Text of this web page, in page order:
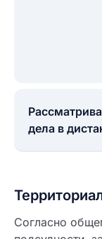
дела в
Согласно